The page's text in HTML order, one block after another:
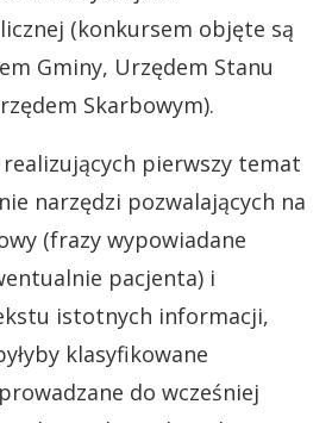
(konkursem objęte są
Gminy, Urzędem Stanu
Skarbowym).
pierwszy temat
narzędzi pozwalających na
(frazy wypowiadane
pacjenta) i
istotnych informacji,
klasyfikowane
do wcześniej